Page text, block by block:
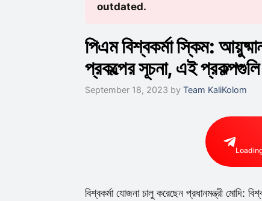
outdated.
পিএম বিশ্বকর্মা স্কিম:
প্রকল্পের সূচনা, এই
September 18, 2023 by Team KaliKolom
বিশ্বকর্মা যোজনা চালু করেছেন প্রধানমন্ত্রী মোদি: